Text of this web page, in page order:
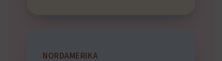
NORDAMERIKA